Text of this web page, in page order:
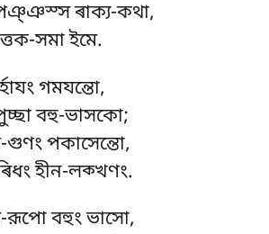
ৰাক্য-কথা,
সমা ইমে.
গমযন্তো,
বহু-ভাসকো;
গুণং পকাসেন্তো,
হীন-লক্খণং.
রূপো বহুং ভাসো,